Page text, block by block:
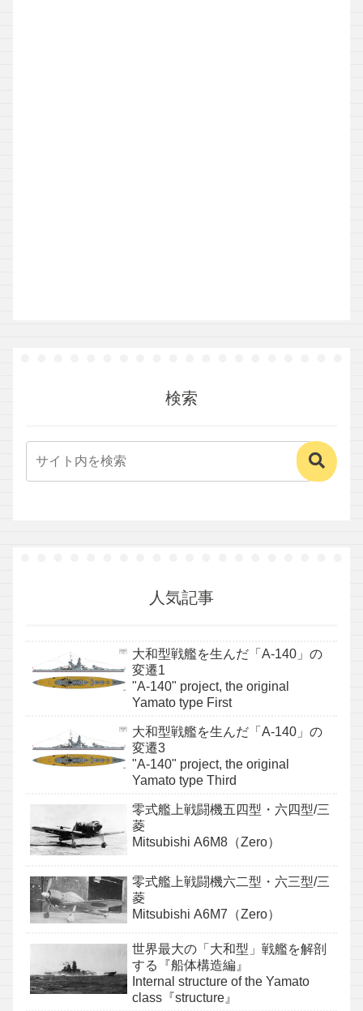
検索
人気記事
大和型戦艦を生んだ「A-140」の
変遷1
"A-140" project, the original
Yamato type First
大和型戦艦を生んだ「A-140」の
変遷3
"A-140" project, the original
Yamato type Third
零式艦上戦闘機五四型・六四型/三
菱
Mitsubishi A6M8（Zero）
零式艦上戦闘機六二型・六三型/三
菱
Mitsubishi A6M7（Zero）
世界最大の「大和型」戦艦を解剖
する『船体構造編』
Internal structure of the Yamato
class『structure』